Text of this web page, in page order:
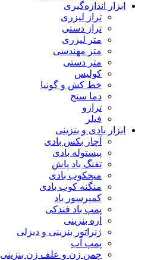
ابزار اندازه‌گیری
تراز لیزری
تراز دستی
متر لیزری
متر مهندسی
متر دستی
کولیس
خط کش و گونیا
دما سنج
ترازو
فیلر
ابزار بادی و بنزینی
آچار بکس بادی
پیستوله بادی
تفنگ باد پاش
میخکوب بادی
منگنه کوب بادی
کمپرسور باد
پمپ باد فندکی
اره بنزینی
ژنراتور بنزینی و دیزلی
پمپ آب
چمن زن و علف زن بنزینی